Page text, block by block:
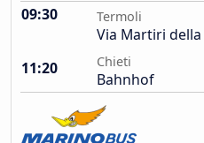
09:30 Termoli
Via Martiri
11:20
Chieti
Bahnhof